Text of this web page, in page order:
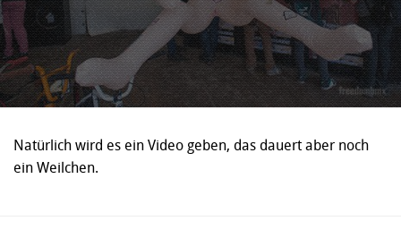
Natürlich wird es ein Video geben, das dauert aber noch
ein Weilchen.